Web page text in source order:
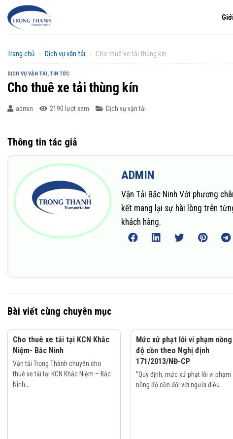
Chuyển
đến
Trang chủ » Dịch vụ vận tải » Cho thuê xe tải thùng kín
DỊCH VỤ VẬN TẢI, TIN TỨC
Cho thuê xe tải thùng kín
admin 2190 lượt xem Dịch vụ vận tải
Thông tin tác giả
ADMIN
Vận Tải Bắc Ninh Với phương
kết mang lại sự hài lòng trên
khách hàng.
Bài viết cùng chuyên mục
Cho thuê xe tải tại KCN Khắc
Niệm- Bắc Ninh
Vận tải Trọng Thành chuyên cho
thuê xe tải tại KCN Khắc Niệm – Bắc
Ninh...
Mức xử phạt lỗi vi phạm nồng
độ cồn theo Nghị định
171/2013/NĐ-CP
"Quy định, mức xử phạt lỗi vi phạm
nồng độ cồn đối với người điều...